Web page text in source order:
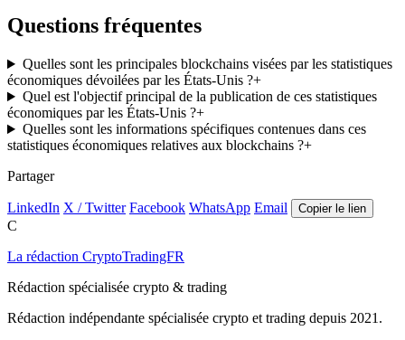
Questions fréquentes
Quelles sont les principales blockchains visées par les statistiques
économiques dévoilées par les États-Unis ?+
Quel est l'objectif principal de la publication de ces statistiques
économiques par les États-Unis ?+
Quelles sont les informations spécifiques contenues dans ces
statistiques économiques relatives aux blockchains ?+
Partager
LinkedIn X / Twitter Facebook WhatsApp Email Copier le lien
C
La rédaction CryptoTradingFR
Rédaction spécialisée crypto & trading
Rédaction indépendante spécialisée crypto et trading depuis 2021.